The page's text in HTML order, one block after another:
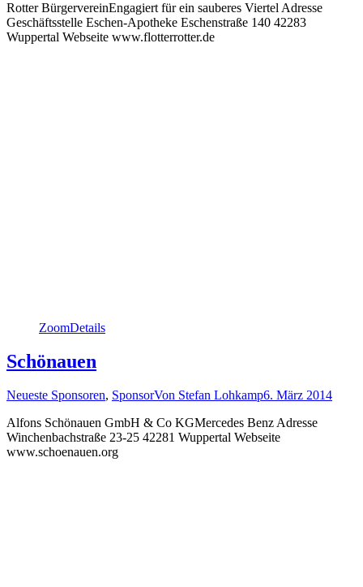
Rotter BürgervereinEngagiert für ein sauberes Viertel Adresse
Geschäftsstelle Eschen-Apotheke Eschenstraße 140 42283
Wuppertal Webseite www.flotterrotter.de
ZoomDetails
Schönauen
Neueste Sponsoren, SponsorVon Stefan Lohkamp6. März 2014
Alfons Schönauen GmbH & Co KGMercedes Benz Adresse
Winchenbachstraße 23-25 42281 Wuppertal Webseite
www.schoenauen.org